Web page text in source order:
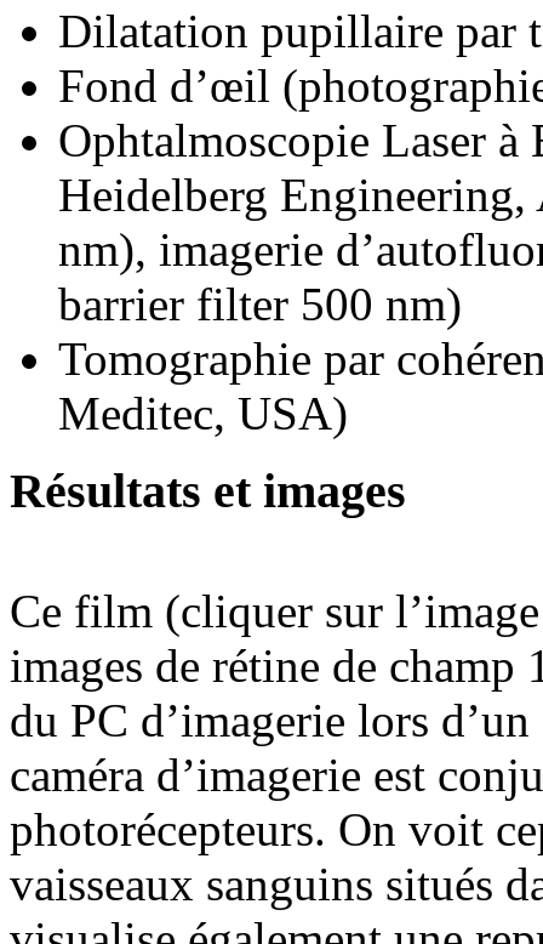
Dilatation pupillaire par
Fond d’œil
Ophtalmoscopie Laser
Heidelberg
nm), imagerie
barrier filter 500 nm)
Tomographie par
Meditec, USA)
Résultats et images
Ce film (cliquer sur
images de rétine de champ
du PC d’imagerie lors
caméra d’imagerie est
photorécepteurs. On voit
vaisseaux sanguins situés